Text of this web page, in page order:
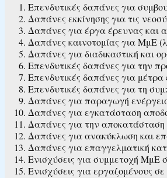
Επενδυτικές δαπάνες για
Δαπάνες εκκίνησης για τις
Δαπάνες για έργα έρευνας και
Δαπάνες καινοτομίας για ΜμΕ
Δαπάνες για διαδικαστική και
Επενδυτικές δαπάνες για την
Επενδυτικές δαπάνες για μέτρα
Επενδυτικές δαπάνες για τη
Δαπάνες για παραγωγή
Δαπάνες για εγκατάσταση
Δαπάνες για την
Δαπάνες για ανακύκλωση και
Δαπάνες για επαγγελματική
Ενισχύσεις για συμμετοχή ΜμΕ
Ενισχύσεις για εργαζομένους